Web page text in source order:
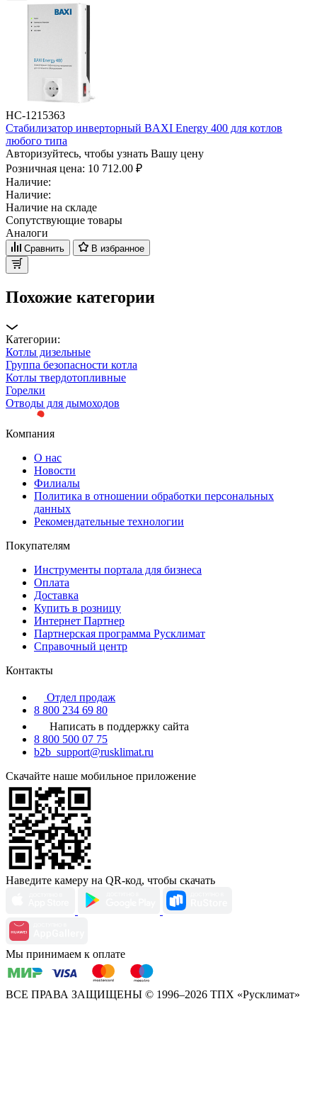
НС-1215363
Стабилизатор инверторный BAXI Energy 400 для котлов
любого типа
Авторизуйтесь, чтобы узнать Вашу цену
Розничная цена: 10 712.00 ₽
Наличие:
Наличие:
Наличие на складе
Сопутствующие товары
Аналоги
Сравнить В избранное
Похожие категории
Категории:
Котлы дизельные
Группа безопасности котла
Котлы твердотопливные
Горелки
Отводы для дымоходов
Компания
О нас
Новости
Филиалы
Политика в отношении обработки персональных
данных
Рекомендательные технологии
Покупателям
Инструменты портала для бизнеса
Оплата
Доставка
Купить в розницу
Интернет Партнер
Партнерская программа Русклимат
Справочный центр
Контакты
Отдел продаж
8 800 234 69 80
Написать в поддержку сайта
8 800 500 07 75
b2b_support@rusklimat.ru
Скачайте наше мобильное приложение
Наведите камеру на QR-код, чтобы скачать
Мы принимаем к оплате
ВСЕ ПРАВА ЗАЩИЩЕНЫ © 1996–2026 ТПХ «Русклимат»